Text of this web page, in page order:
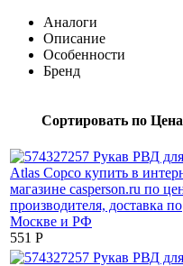
Аналоги
Описание
Особенности
Бренд
Сортировать по Цена
‍551‍ Р